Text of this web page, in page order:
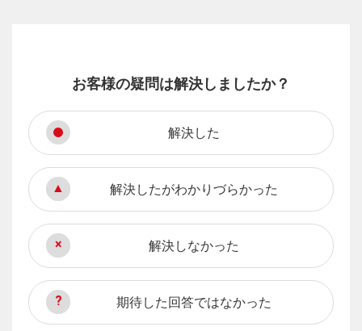
お客様の疑問は解決しましたか？
解決した
解決したがわかりづらかった
解決しなかった
期待した回答ではなかった